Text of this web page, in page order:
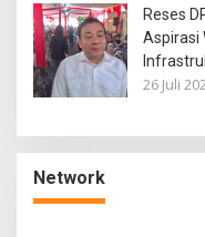
Reses
Aspirasi
26 Juli
Network